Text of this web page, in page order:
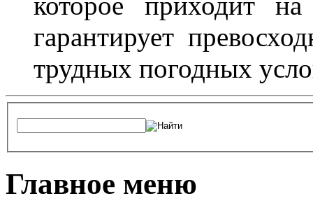
гарантирует
трудных погодных
Главное меню